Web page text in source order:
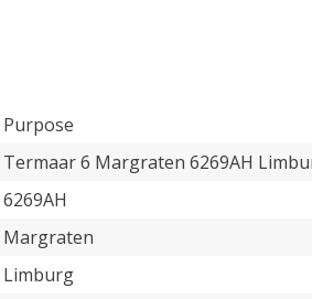
Purpose
Termaar 6 Margraten 6269AH
6269AH
Margraten
Limburg